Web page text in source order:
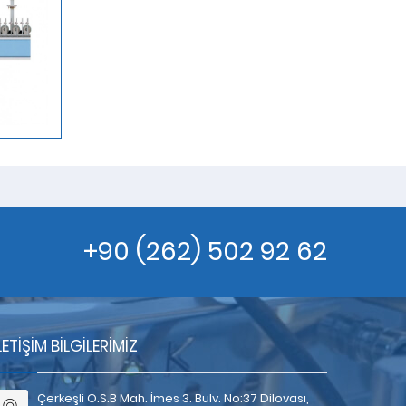
+90 (262) 502 92 62
BILGILERIMIZ
Çerkeşli O.S.B Mah. İmes 3. Bulv. No:37 Dilovası,